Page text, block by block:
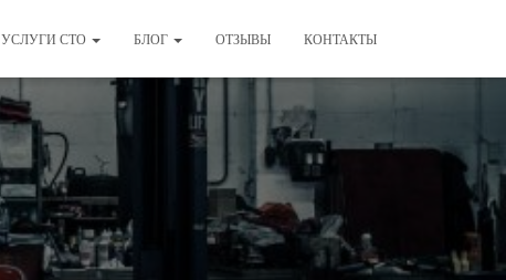
УСЛУГИ СТО БЛОГ ОТЗЫВЫ КОНТАКТЫ